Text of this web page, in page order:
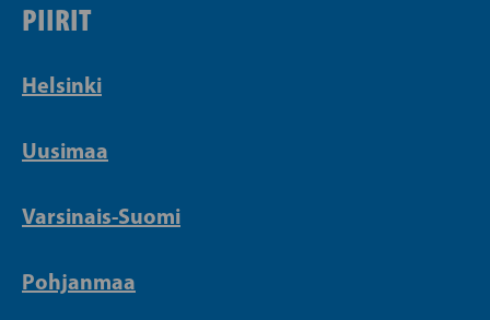
PIIRIT
Helsinki
Uusimaa
Varsinais-Suomi
Pohjanmaa